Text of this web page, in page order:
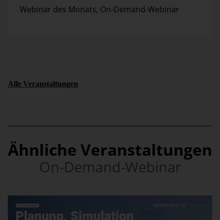
Webinar des Monats, On-Demand-Webinar
Alle Veranstaltungen
Ähnliche Veranstaltungen
On-Demand-Webinar